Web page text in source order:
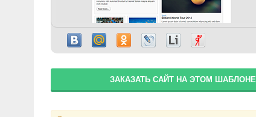
ЗАКАЗАТЬ САЙТ НА ЭТОМ ШАБЛОНЕ